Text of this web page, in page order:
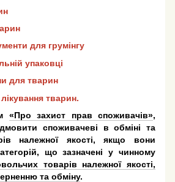
для грумінгу
упаковці
для тварин
тварин.
«Про захист прав споживачів»,
споживачеві в обміні та
належної якості, якщо вони
що зазначені у чинному
товарів належної якості,
та обміну.